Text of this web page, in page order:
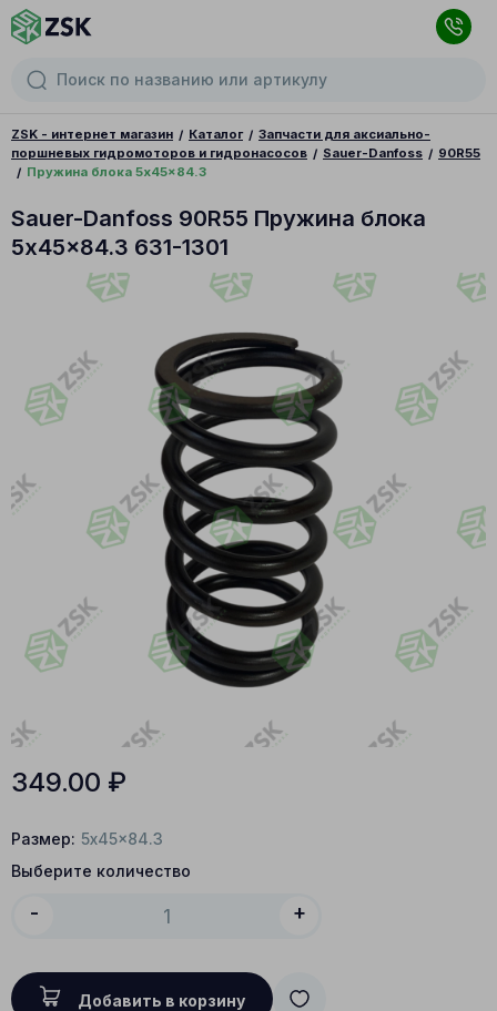
ZSK - интернет магазин Каталог
Запчасти для аксиально-
поршневых гидромоторов и гидронасосов
Sauer-Danfoss
90R55
Пружина блока 5x45x84.3
Sauer-Danfoss 90R55 Пружина блока
5x45x84.3 631-1301
349.00 ₽
Размер: 5x45x84.3
Выберите количество
- +
Добавить в корзину